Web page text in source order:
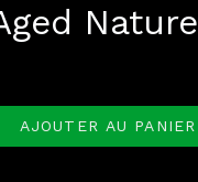
Nature
AJOUTER AU PANIER